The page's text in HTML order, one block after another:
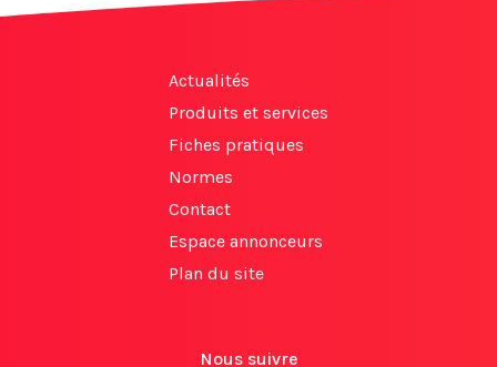
Actualités
Produits et services
Fiches pratiques
Normes
Contact
Espace annonceurs
Plan du site
Nous suivre